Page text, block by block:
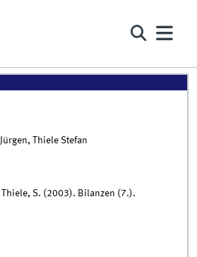
Thiele Stefan
Thiele, S. (2003). Bilanzen (7.).